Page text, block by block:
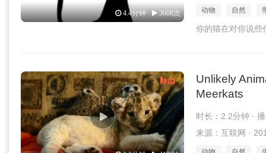
4.4分钟 3608次 动物 自然
你的猫在对你说些
Unlikely
Meerkats
时长：2.2分钟 ·
来源：互联网 ·